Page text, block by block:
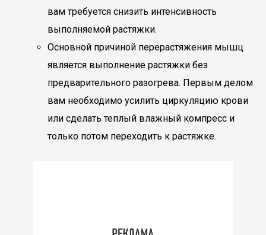
вам требуется снизить интенсивность
выполняемой растяжки.
Основной причиной перерастяжения мышц
является выполнение растяжки без
предварительного разогрева. Первым делом
вам необходимо усилить циркуляцию крови
или сделать теплый влажный компресс и
только потом переходить к растяжке.